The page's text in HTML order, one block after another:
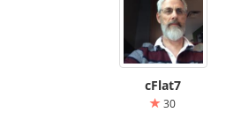
cFlat7
30